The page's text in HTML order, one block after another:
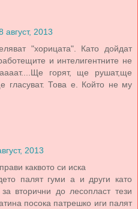
август, 2013
"хорицата". Като дойдат
и интелигентните не
горят, ще рушат,ще
гласуват. Това е. Който не му
2013
каквото си иска
палят гуми а и други като
вторични до лесопласт тези
посока патрешко иги палят